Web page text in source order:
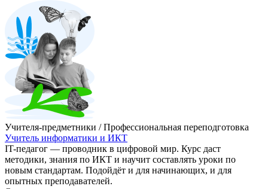
Учителя-предметники / Профессиональная переподготовка
Учитель информатики и ИКТ
IT-педагог — проводник в цифровой мир. Курс даст
методики, знания по ИКТ и научит составлять уроки по
новым стандартам. Подойдёт и для начинающих, и для
опытных преподавателей.